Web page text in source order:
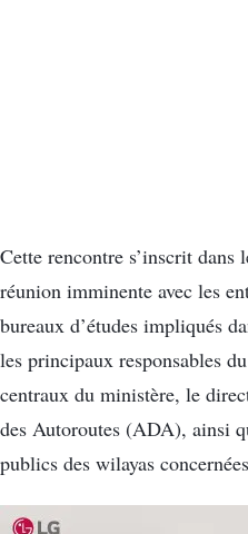
Cette rencontre s’inscrit dans
réunion imminente avec les
bureaux d’études impliqués
les principaux responsables
centraux du ministère, le
des Autoroutes (ADA), ainsi
publics des wilayas